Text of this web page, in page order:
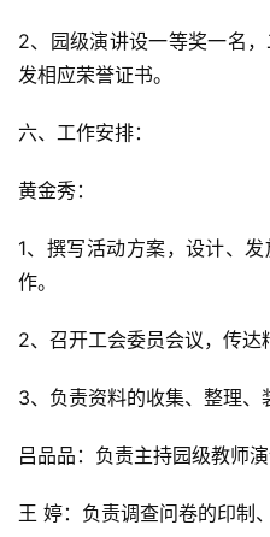
2、园级演讲设一等奖一名
发相应荣誉证书。
六、工作安排：
黄金秀：
1、撰写活动方案，设计、
作。
2、召开工会委员会议，传达
3、负责资料的收集、整理、
吕品品：负责主持园级教师演
王 婷：负责调查问卷的印制